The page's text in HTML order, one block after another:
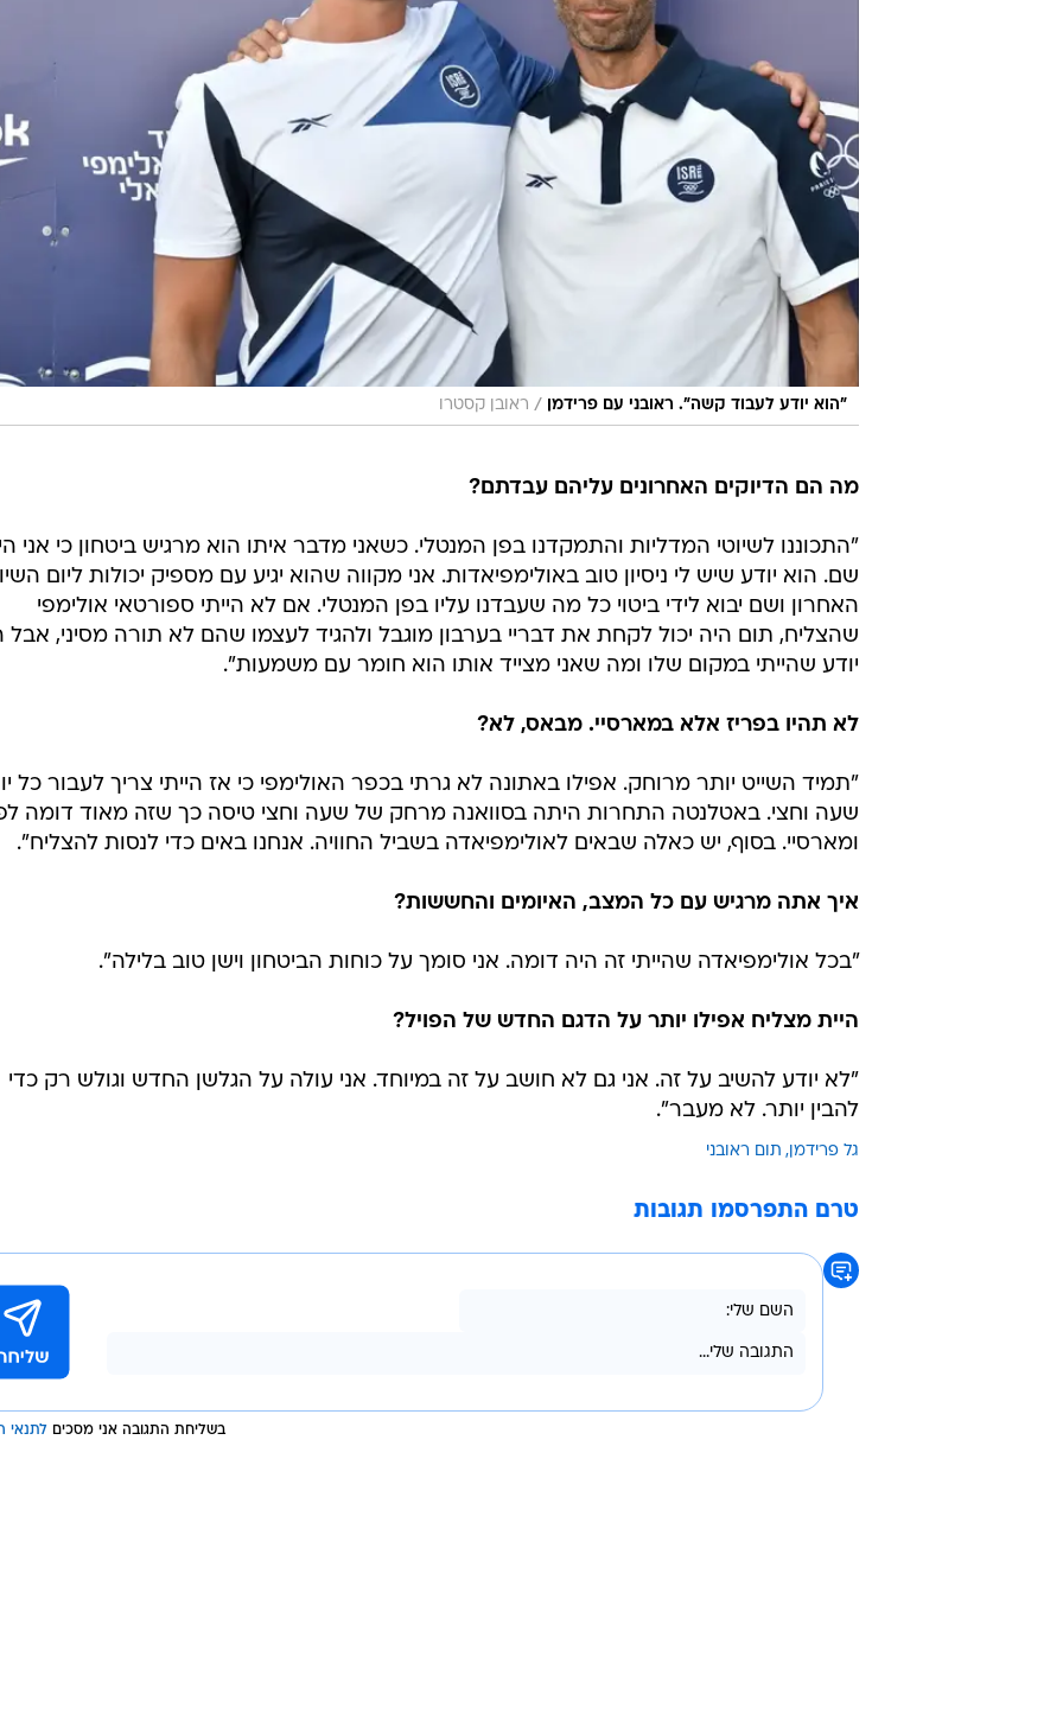
"הוא יודע לעבוד קשה". ראובני עם פרידמן / ראובן קסטרו
מה הם הדיוקים האחרונים עליהם עבדתם?
"התכוננו לשיוטי המדליות והתמקדנו בפן המנטלי. כשאני מדבר איתו הוא מרגיש ביטחון כי אני
שם. הוא יודע שיש לי ניסיון טוב באולימפיאדות. אני מקווה שהוא יגיע עם מספיק יכולות ליום
האחרון ושם יבוא לידי ביטוי כל מה שעבדנו עליו בפן המנטלי. אם לא הייתי ספורטאי אולימפי
שהצליח, תום היה יכול לקחת את דבריי בערבון מוגבל ולהגיד לעצמו שהם לא תורה מסיני, אבל
יודע שהייתי במקום שלו ומה שאני מצייד אותו הוא חומר עם משמעות".
לא תהיו בפריז אלא במארסיי. מבאס, לא?
"תמיד השייט יותר מרוחק. אפילו באתונה לא גרתי בכפר האולימפי כי אז הייתי צריך לעבור כל
שעה וחצי. באטלנטה התחרות היתה בסוואנה מרחק של שעה וחצי טיסה כך שזה מאוד דומה
ומארסיי. בסוף, יש כאלה שבאים לאולימפיאדה בשביל החוויה. אנחנו באים כדי לנסות להצליח".
איך אתה מרגיש עם כל המצב, האיומים והחששות?
"בכל אולימפיאדה שהייתי זה היה דומה. אני סומך על כוחות הביטחון וישן טוב בלילה".
היית מצליח אפילו יותר על הדגם החדש של הפויל?
"לא יודע להשיב על זה. אני גם לא חושב על זה במיוחד. אני עולה על הגלשן החדש וגולש רק כדי
להבין יותר. לא מעבר".
גל פרידמן תום ראובני
טרם התפרסמו תגובות
בשליחת התגובה אני מסכים לתנאי